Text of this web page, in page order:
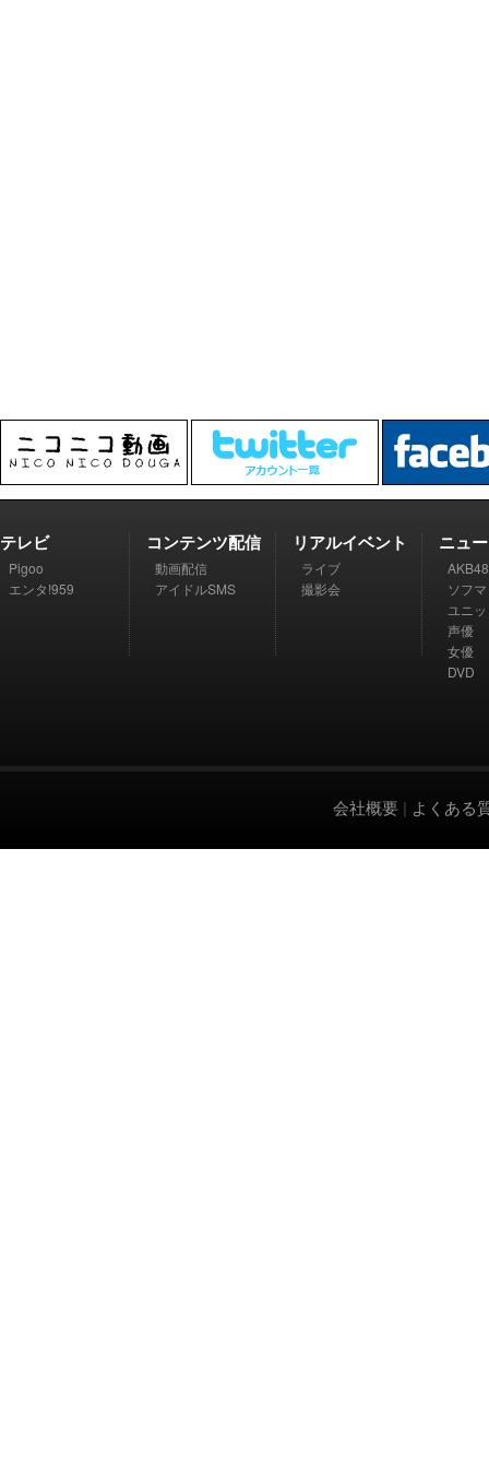
テレビ
Pigoo
エンタ!959
コンテンツ配信
動画配信
アイドルSMS
リアルイベント
ライブ
撮影会
ニュ
AKB48
ソフ
ユニ
声優
女優
DVD
会社概要 | よくある